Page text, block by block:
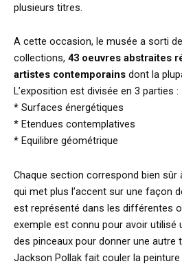
plusieurs titres.
A cette occasion, le musée a sorti
collections, 43 oeuvres abstraites
artistes contemporains dont la
L’exposition est divisée en 3 parties :
* Surfaces énergétiques
* Etendues contemplatives
* Equilibre géométrique
Chaque section correspond bien sûr
qui met plus l’accent sur une façon
est représenté dans les différentes
exemple est connu pour avoir utilisé
des pinceaux pour donner une autre
Jackson Pollak fait couler la